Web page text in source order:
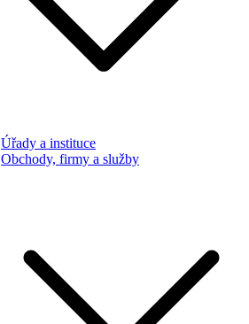
Úřady a instituce
Obchody, firmy a služby